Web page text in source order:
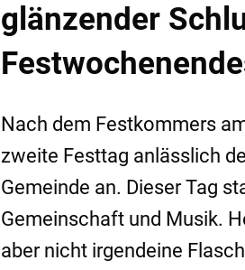
glänzender
Nach dem Festkommers
zweite Festtag anlässlich
Gemeinde an. Dieser Tag
Gemeinschaft und Musik.
aber nicht irgendeine